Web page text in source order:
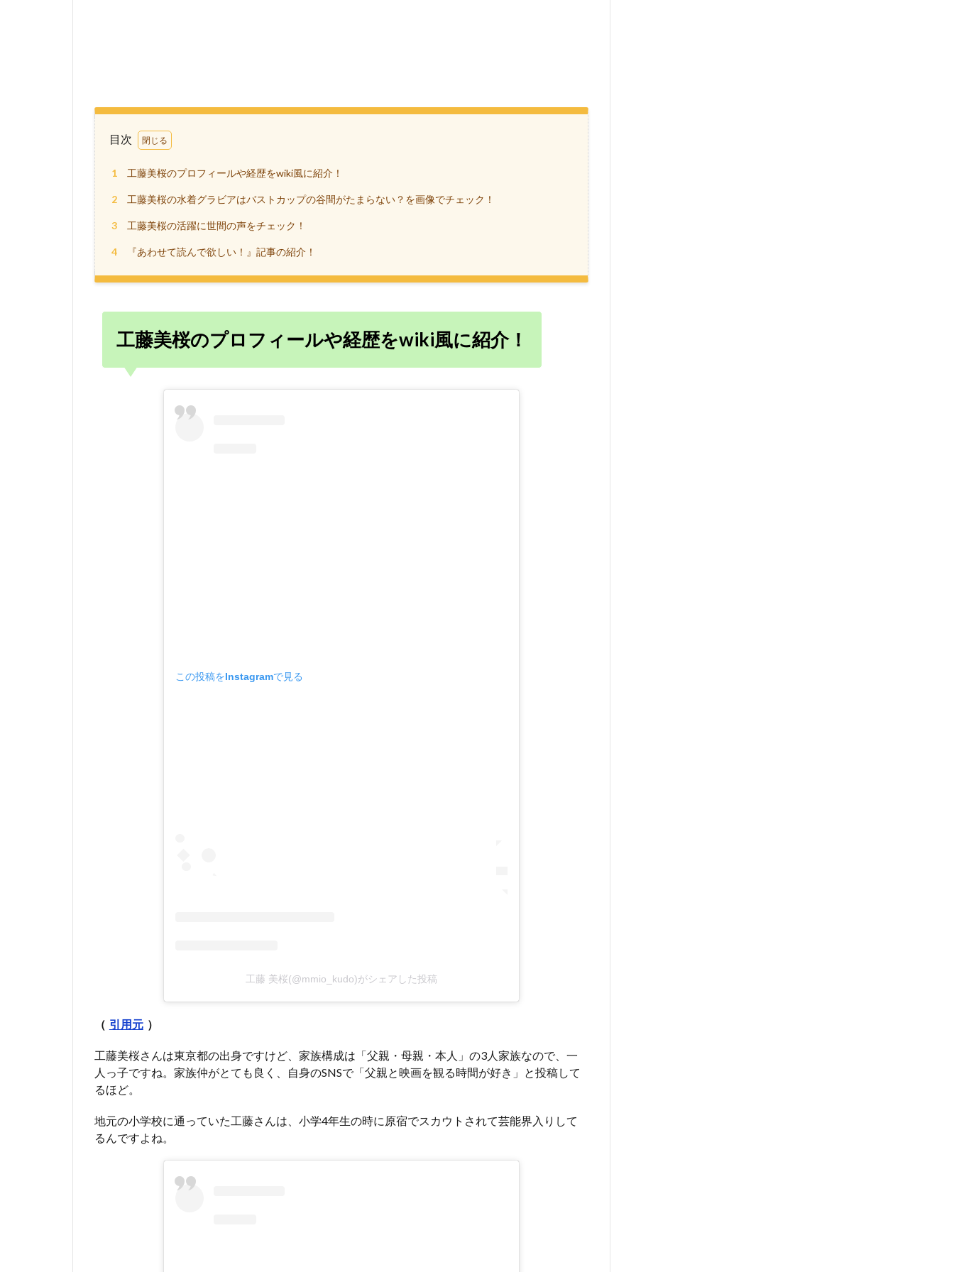
目次
1 工藤美桜のプロフィールや経歴をwiki風に紹介！
2 工藤美桜の水着グラビアはバストカップの谷間がたまらない？を画像でチェック！
3 工藤美桜の活躍に世間の声をチェック！
4 『あわせて読んで欲しい！』記事の紹介！
工藤美桜のプロフィールや経歴をwiki風に紹介！
この投稿をInstagramで見る
工藤 美桜(@mmio_kudo)がシェアした投稿
（ 引用元 ）
工藤美桜さんは東京都の出身ですけど、家族構成は「父親・母親・本人」の3人家族なので、一
人っ子ですね。家族仲がとても良く、自身のSNSで「父親と映画を観る時間が好き」と投稿して
るほど。
地元の小学校に通っていた工藤さんは、小学4年生の時に原宿でスカウトされて芸能界入りして
るんですよね。